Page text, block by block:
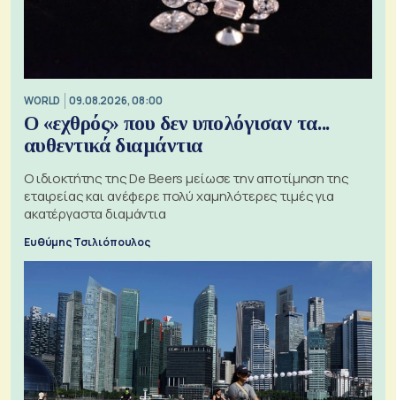
WORLD 09.08.2026, 08:00
Ο «εχθρός» που δεν υπολόγισαν τα...
αυθεντικά διαμάντια
Ο ιδιοκτήτης της De Beers μείωσε την αποτίμηση της
εταιρείας και ανέφερε πολύ χαμηλότερες τιμές για
ακατέργαστα διαμάντια
Ευθύμης Τσιλιόπουλος